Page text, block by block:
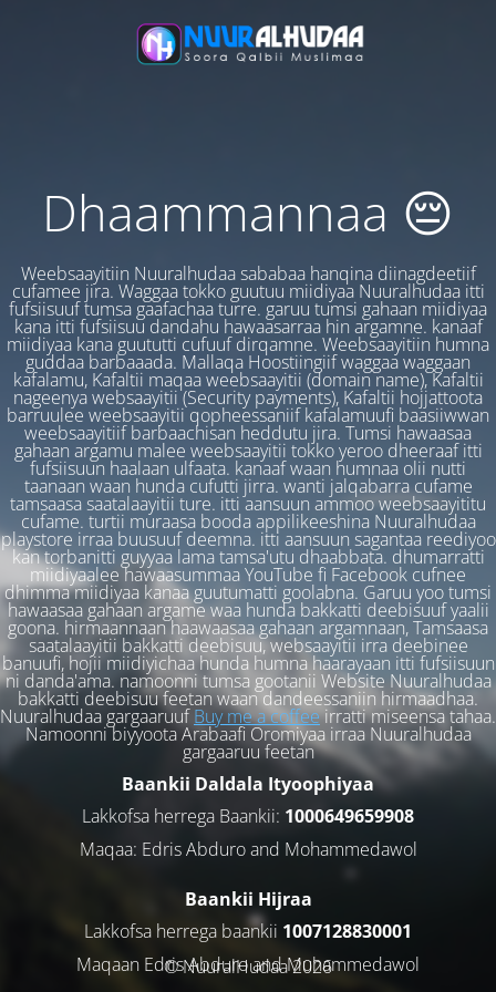
Dhaammannaa 😔
Weebsaayitiin Nuuralhudaa sababaa hanqina diinagdeetiif
cufamee jira. Waggaa tokko guutuu miidiyaa Nuuralhudaa itti
fufsiisuuf tumsa gaafachaa turre. garuu tumsi gahaan miidiyaa
kana itti fufsiisuu dandahu hawaasarraa hin argamne. kanaaf
miidiyaa kana guututti cufuuf dirqamne. Weebsaayitiin humna
guddaa barbaaada. Mallaqa Hoostiingiif waggaa waggaan
kafalamu, Kafaltii maqaa weebsaayitii (domain name), Kafaltii
nageenya websaayitii (Security payments), Kafaltii hojjattoota
barruulee weebsaayitii qopheessaniif kafalamuufi baasiiwwan
weebsaayitiif barbaachisan heddutu jira. Tumsi hawaasaa
gahaan argamu malee weebsaayitii tokko yeroo dheeraaf itti
fufsiisuun haalaan ulfaata. kanaaf waan humnaa olii nutti
taanaan waan hunda cufutti jirra. wanti jalqabarra cufame
tamsaasa saatalaayitii ture. itti aansuun ammoo weebsaayititu
cufame. turtii muraasa booda appilikeeshina Nuuralhudaa
playstore irraa buusuuf deemna. itti aansuun sagantaa reediyoo
kan torbanitti guyyaa lama tamsa'utu dhaabbata. dhumarratti
miidiyaalee hawaasummaa YouTube fi Facebook cufnee
dhimma miidiyaa kanaa guutumatti goolabna. Garuu yoo tumsi
hawaasaa gahaan argame waa hunda bakkatti deebisuuf yaalii
goona. hirmaannaan haawaasaa gahaan argamnaan, Tamsaasa
saatalaayitii bakkatti deebisuu, websaayitii irra deebinee
banuufi, hojii miidiyichaa hunda humna haarayaan itti fufsiisuun
ni danda'ama. namoonni tumsa gootanii Website Nuuralhudaa
bakkatti deebisuu feetan waan dandeessaniin hirmaadhaa.
Nuuralhudaa gargaaruufBuy me a coffeeirratti miseensa tahaa.
Namoonni biyyoota Arabaafi Oromiyaa irraa Nuuralhudaa
gargaaruu feetan
Baankii Daldala Ityoophiyaa
Lakkofsa herrega Baankii: 1000649659908
Maqaa: Edris Abduro and Mohammedawol
Baankii Hijraa
Lakkofsa herrega baankii 1007128830001
Maqaan Edris Abduro and Muhammedawol
© NuuralHudaa 2026